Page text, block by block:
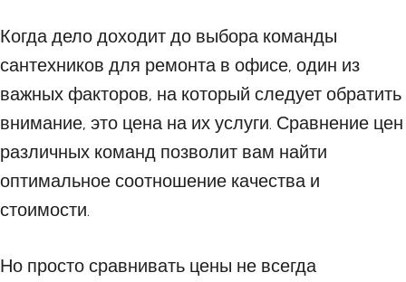
Когда дело доходит до выбора команды
сантехников для ремонта в офисе, один из
важных факторов, на который следует обратить
внимание, это цена на их услуги. Сравнение цен
различных команд позволит вам найти
оптимальное соотношение качества и
стоимости.
Но просто сравнивать цены не всегда